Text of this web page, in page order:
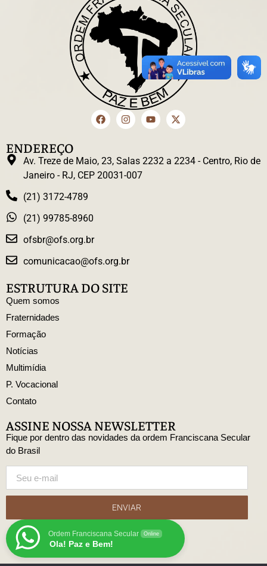
ENDEREÇO
Av. Treze de Maio, 23, Salas 2232 a 2234 - Centro, Rio de
Janeiro - RJ, CEP 20031-007
(21) 3172-4789
(21) 99785-8960
ofsbr@ofs.org.br
comunicacao@ofs.org.br
ESTRUTURA DO SITE
Quem somos
Fraternidades
Formação
Notícias
Multimídia
P. Vocacional
Contato
ASSINE NOSSA NEWSLETTER
Fique por dentro das novidades da ordem Franciscana Secular
do Brasil
ENVIAR
Ordem Franciscana Secular Online
Ola! Paz e Bem!